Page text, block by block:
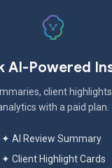
AI-Powered
client
with a paid plan.
✦ AI Review Summary
✦ Client Highlight Cards